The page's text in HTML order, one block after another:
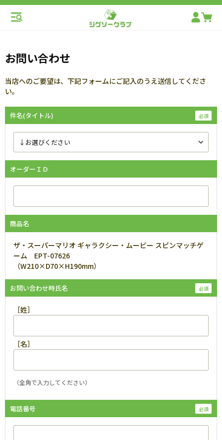
お問い合わせ
当店へのご要望は、下記フォームにご記入のうえ送信してくださ
い。
件名(タイトル)
オーダーＩＤ
商品名
ザ・スーパーマリオ ギャラクシー・ムービー スピンマッチゲ
ーム EPT-07626
（W210×D70×H190mm）
お問い合わせ時氏名
［姓］
［名］
（全角で入力してください）
電話番号